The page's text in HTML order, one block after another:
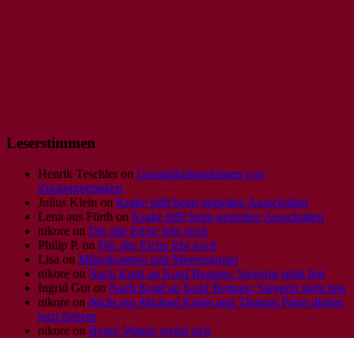
Leserstimmen
Henrik Teschler on Gesundheitsgefahren von
Zuckergetränken
Julius Klein on Krake hilft beim gezielten Ausschalten
Lena aus Fürth on Krake hilft beim gezielten Ausschalten
nikore on Die alte Eiche lebt noch
Philip P. on Die alte Eiche lebt noch
Lisa on Mikrokosmos und Meeresgrund
nikore on Nach Kopf an Kopf Rennen: Siegerin steht fest
Ingrid Gut on Nach Kopf an Kopf Rennen: Siegerin steht fest
nikore on Nicht nur Michael Krebs und Thomas Pigor dürfen
jetzt fiebern
nikore on Roger Waters wehrt sich